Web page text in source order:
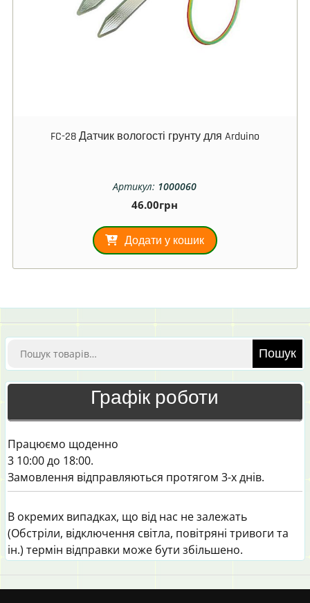
FC-28 Датчик вологості грунту для Arduino
Артикул: 1000060
46.00грн
Додати у кошик
Шукати: Пошук
Графік роботи
Працюємо щоденно
3 10:00 до 18:00.
Замовлення відправляються протягом 3-х днів.
В окремих випадках, що від нас не залежать
(Обстріли, відключення світла, повітряні тривоги та
ін.) термін відправки може бути збільшено.